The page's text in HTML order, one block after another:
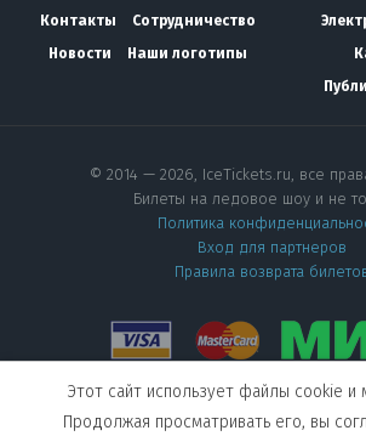
Контакты
Сотрудничество
Новости
Наши логотипы
© 2014 — 2026, IceTickets.ru, все
Билеты на ледовое шоу и не
Политика
Вход для партнеров
Правила возврата
Мы в социальных сетях
Этот сайт использует файлы cookie и
Продолжая просматривать его, вы